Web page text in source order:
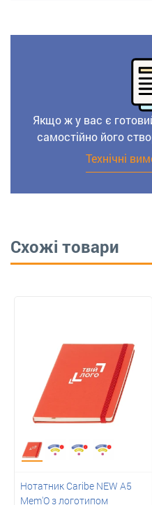
Якщо ж у вас є
самостійно його
Технічні
Схожі товари
Нотатник Caribe NEW А5
Mem'O з логотипом